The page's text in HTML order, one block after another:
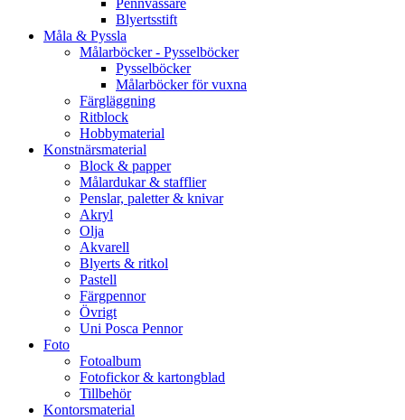
Pennvässare
Blyertsstift
Måla & Pyssla
Målarböcker - Pysselböcker
Pysselböcker
Målarböcker för vuxna
Färgläggning
Ritblock
Hobbymaterial
Konstnärsmaterial
Block & papper
Målardukar & stafflier
Penslar, paletter & knivar
Akryl
Olja
Akvarell
Blyerts & ritkol
Pastell
Färgpennor
Övrigt
Uni Posca Pennor
Foto
Fotoalbum
Fotofickor & kartongblad
Tillbehör
Kontorsmaterial